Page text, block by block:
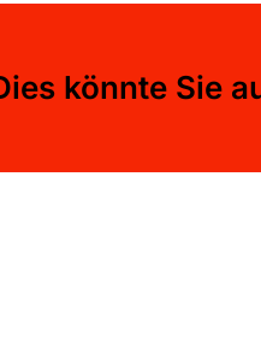
könnte Sie